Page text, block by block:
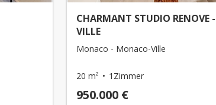
CHARMANT STUDIO RENOVE
VILLE
Monaco - Monaco-Ville
20 m² 1Zimmer
950.000 €